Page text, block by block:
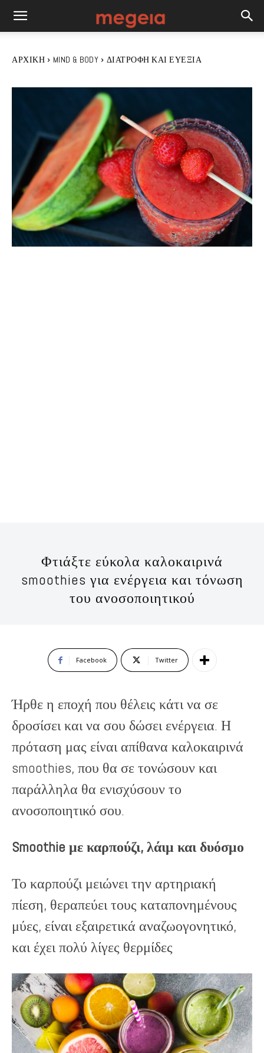
ΑΡΧΙΚΉ MIND & BODY ΔΙΑΤΡΟΦΉ ΚΑΙ ΕΥΕΞΊΑ
Φτιάξτε εύκολα καλοκαιρινά
smoothies για ενέργεια και τόνωση
του ανοσοποιητικού
Facebook Twitter
Ήρθε η εποχή που θέλεις κάτι να σε
δροσίσει και να σου δώσει ενέργεια. Η
πρόταση μας είναι απίθανα καλοκαιρινά
smoothies, που θα σε τονώσουν και
παράλληλα θα ενισχύσουν το
ανοσοποιητικό σου.
Smoothie με καρπούζι, λάιμ και δυόσμο
Το καρπούζι μειώνει την αρτηριακή
πίεση, θεραπεύει τους καταπονημένους
μύες, είναι εξαιρετικά αναζωογονητικό,
και έχει πολύ λίγες θερμίδες